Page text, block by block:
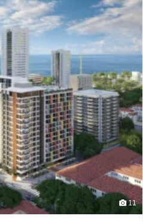
11